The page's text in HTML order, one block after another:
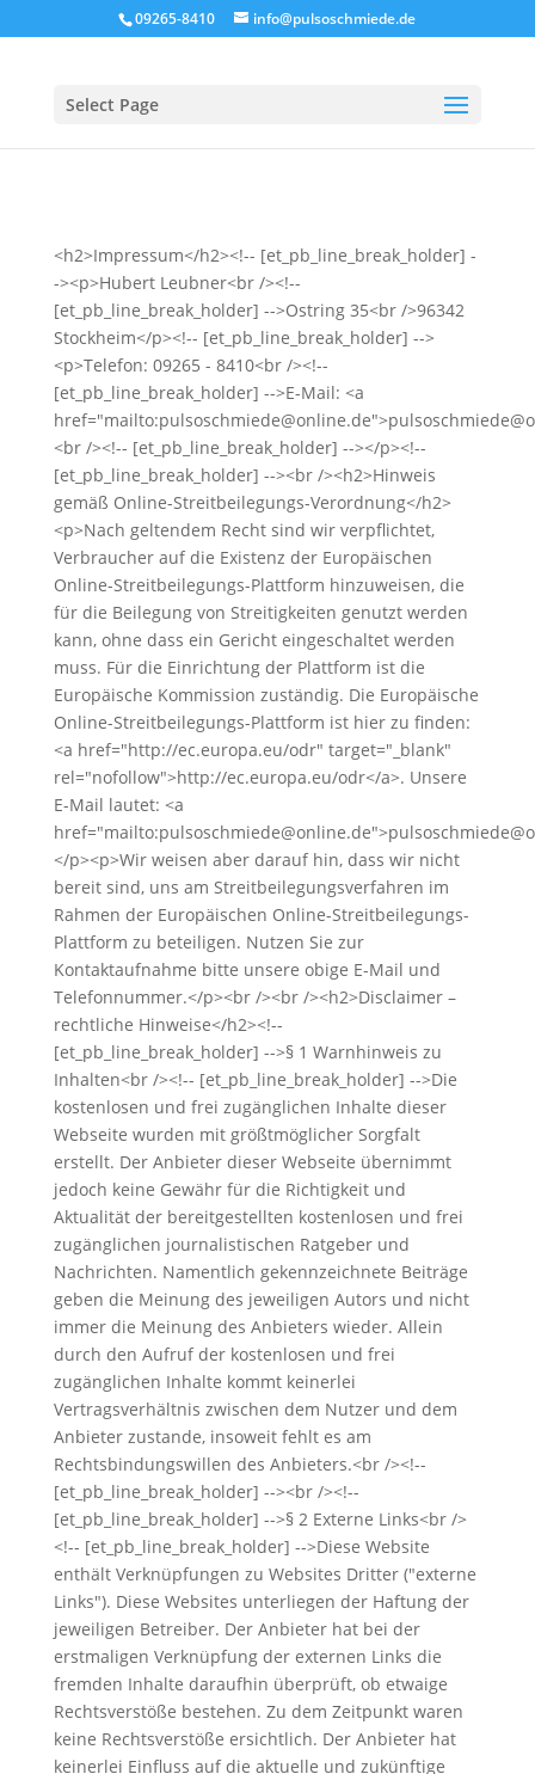
09265-8410 info@pulsoschmiede.de
Select Page
<h2>Impressum</h2><!-- [et_pb_line_break_holder] -
-><p>Hubert Leubner<br /><!--
[et_pb_line_break_holder] -->Ostring 35<br />96342
Stockheim</p><!-- [et_pb_line_break_holder] -->
<p>Telefon: 09265 - 8410<br /><!--
[et_pb_line_break_holder] -->E-Mail: <a
<br /><!-- [et_pb_line_break_holder] --></p><!--
[et_pb_line_break_holder] --><br /><h2>Hinweis
gemäß Online-Streitbeilegungs-Verordnung</h2>
<p>Nach geltendem Recht sind wir verpflichtet,
Verbraucher auf die Existenz der Europäischen
Online-Streitbeilegungs-Plattform hinzuweisen, die
für die Beilegung von Streitigkeiten genutzt werden
kann, ohne dass ein Gericht eingeschaltet werden
muss. Für die Einrichtung der Plattform ist die
Europäische Kommission zuständig. Die Europäische
Online-Streitbeilegungs-Plattform ist hier zu finden:
<a href="http://ec.europa.eu/odr" target="_blank"
rel="nofollow">http://ec.europa.eu/odr</a>. Unsere
E-Mail lautet: <a
</p><p>Wir weisen aber darauf hin, dass wir nicht
bereit sind, uns am Streitbeilegungsverfahren im
Rahmen der Europäischen Online-Streitbeilegungs-
Plattform zu beteiligen. Nutzen Sie zur
Kontaktaufnahme bitte unsere obige E-Mail und
Telefonnummer.</p><br /><br /><h2>Disclaimer –
rechtliche Hinweise</h2><!--
[et_pb_line_break_holder] -->§ 1 Warnhinweis zu
Inhalten<br /><!-- [et_pb_line_break_holder] -->Die
kostenlosen und frei zugänglichen Inhalte dieser
Webseite wurden mit größtmöglicher Sorgfalt
erstellt. Der Anbieter dieser Webseite übernimmt
jedoch keine Gewähr für die Richtigkeit und
Aktualität der bereitgestellten kostenlosen und frei
zugänglichen journalistischen Ratgeber und
Nachrichten. Namentlich gekennzeichnete Beiträge
geben die Meinung des jeweiligen Autors und nicht
immer die Meinung des Anbieters wieder. Allein
durch den Aufruf der kostenlosen und frei
zugänglichen Inhalte kommt keinerlei
Vertragsverhältnis zwischen dem Nutzer und dem
Anbieter zustande, insoweit fehlt es am
Rechtsbindungswillen des Anbieters.<br /><!--
[et_pb_line_break_holder] --><br /><!--
[et_pb_line_break_holder] -->§ 2 Externe Links<br />
<!-- [et_pb_line_break_holder] -->Diese Website
enthält Verknüpfungen zu Websites Dritter ("externe
Links"). Diese Websites unterliegen der Haftung der
jeweiligen Betreiber. Der Anbieter hat bei der
erstmaligen Verknüpfung der externen Links die
fremden Inhalte daraufhin überprüft, ob etwaige
Rechtsverstöße bestehen. Zu dem Zeitpunkt waren
keine Rechtsverstöße ersichtlich. Der Anbieter hat
keinerlei Einfluss auf die aktuelle und zukünftige